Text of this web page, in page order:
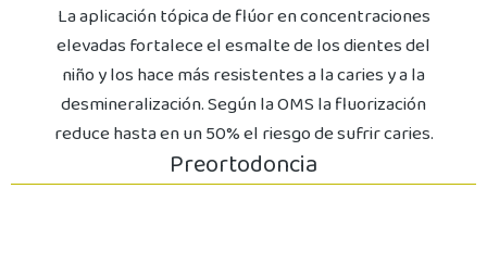
La aplicación tópica de flúor en concentraciones
elevadas fortalece el esmalte de los dientes del
niño y los hace más resistentes a la caries y a la
desmineralización. Según la OMS la fluorización
reduce hasta en un 50% el riesgo de sufrir caries.
Preortodoncia